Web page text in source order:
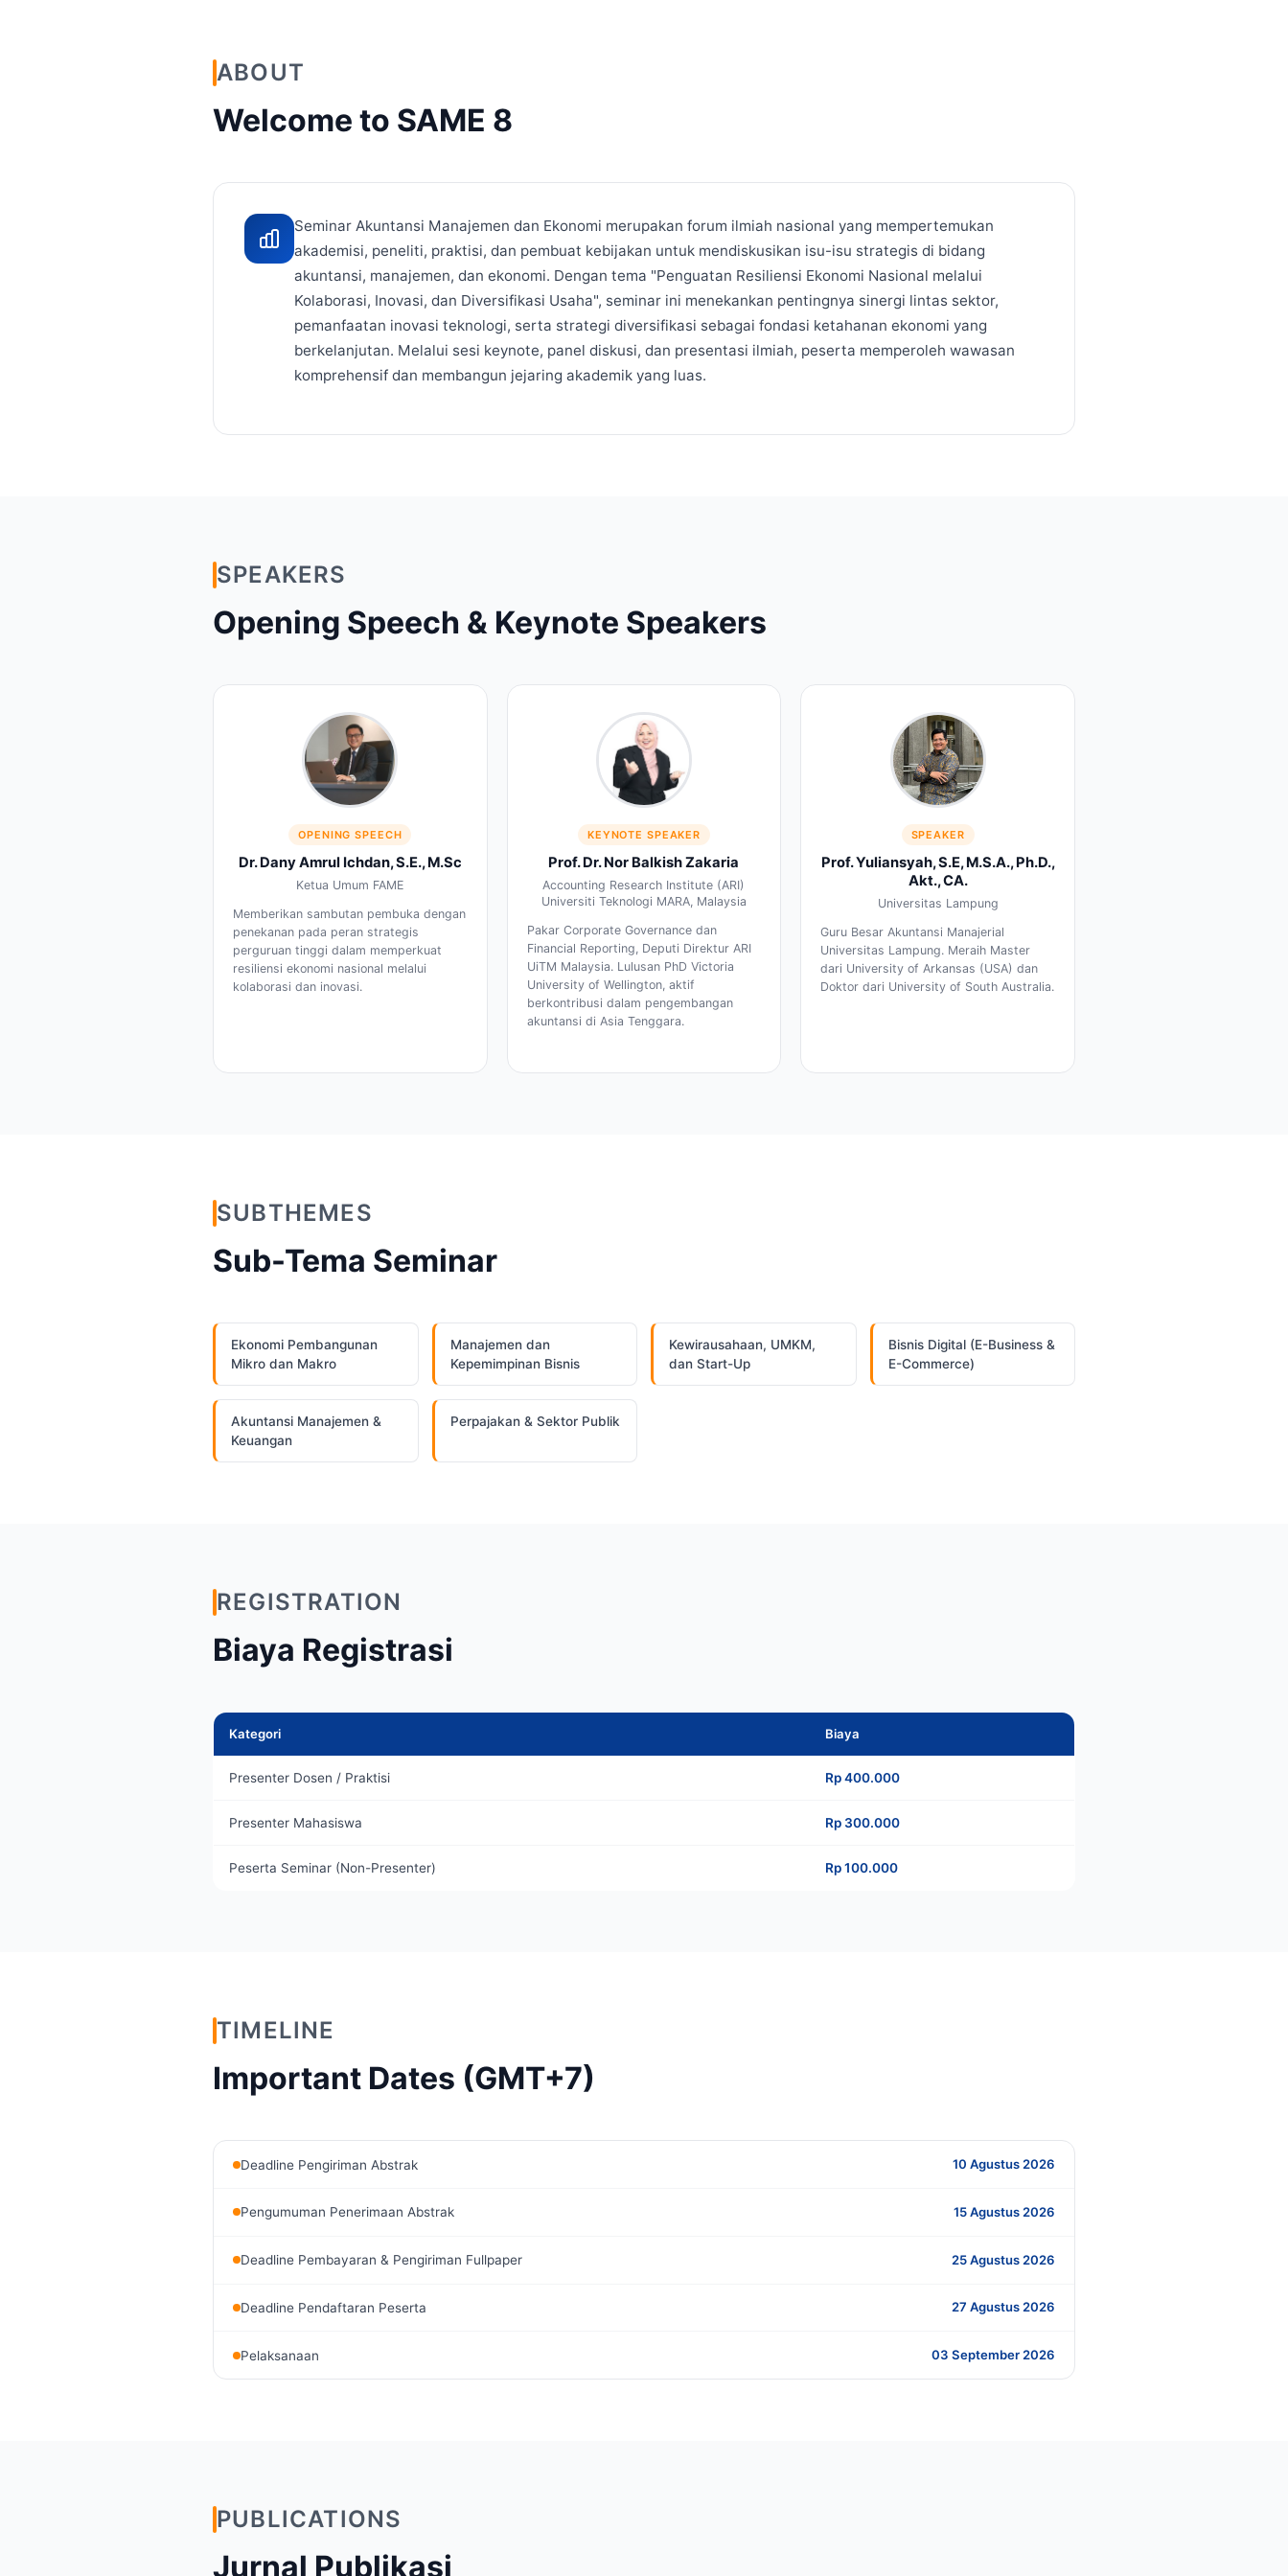
ABOUT
Welcome to SAME 8
Seminar Akuntansi Manajemen dan Ekonomi merupakan forum ilmiah nasional yang mempertemukan
akademisi, peneliti, praktisi, dan pembuat kebijakan untuk mendiskusikan isu-isu strategis di bidang
akuntansi, manajemen, dan ekonomi. Dengan tema "Penguatan Resiliensi Ekonomi Nasional melalui
Kolaborasi, Inovasi, dan Diversifikasi Usaha", seminar ini menekankan pentingnya sinergi lintas sektor,
pemanfaatan inovasi teknologi, serta strategi diversifikasi sebagai fondasi ketahanan ekonomi yang
berkelanjutan. Melalui sesi keynote, panel diskusi, dan presentasi ilmiah, peserta memperoleh wawasan
komprehensif dan membangun jejaring akademik yang luas.
SPEAKERS
Opening Speech & Keynote Speakers
OPENING SPEECH
Dr. Dany Amrul Ichdan, S.E., M.Sc
Ketua Umum FAME
Memberikan sambutan pembuka dengan
penekanan pada peran strategis
perguruan tinggi dalam memperkuat
resiliensi ekonomi nasional melalui
kolaborasi dan inovasi.
KEYNOTE SPEAKER
Prof. Dr. Nor Balkish Zakaria
Accounting Research Institute (ARI)
Universiti Teknologi MARA, Malaysia
Pakar Corporate Governance dan
Financial Reporting, Deputi Direktur ARI
UiTM Malaysia. Lulusan PhD Victoria
University of Wellington, aktif
berkontribusi dalam pengembangan
akuntansi di Asia Tenggara.
SPEAKER
Prof. Yuliansyah, S.E, M.S.A., Ph.D.,
Akt., CA.
Universitas Lampung
Guru Besar Akuntansi Manajerial
Universitas Lampung. Meraih Master
dari University of Arkansas (USA) dan
Doktor dari University of South Australia.
SUBTHEMES
Sub-Tema Seminar
Ekonomi Pembangunan
Mikro dan Makro
Manajemen dan
Kepemimpinan Bisnis
Kewirausahaan, UMKM,
dan Start-Up
Bisnis Digital (E-Business &
E-Commerce)
Akuntansi Manajemen &
Keuangan
Perpajakan & Sektor Publik
REGISTRATION
Biaya Registrasi
Kategori Biaya
Presenter Dosen / Praktisi Rp 400.000
Presenter Mahasiswa Rp 300.000
Peserta Seminar (Non-Presenter) Rp 100.000
TIMELINE
Important Dates (GMT+7)
Deadline Pengiriman Abstrak 10 Agustus 2026
Pengumuman Penerimaan Abstrak 15 Agustus 2026
Deadline Pembayaran & Pengiriman Fullpaper 25 Agustus 2026
Deadline Pendaftaran Peserta 27 Agustus 2026
Pelaksanaan 03 September 2026
PUBLICATIONS
Jurnal Publikasi